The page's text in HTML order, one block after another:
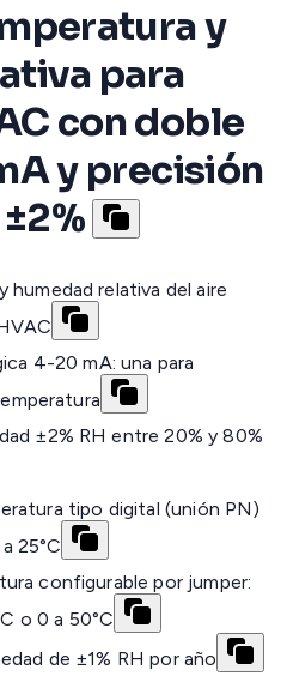
y
para
con doble
y precisión
humedad relativa del aire
4-20 mA: una para
±2% RH entre 20% y 80%
tipo digital (unión PN)
25°C
configurable por jumper:
o 0 a 50°C
de ±1% RH por año